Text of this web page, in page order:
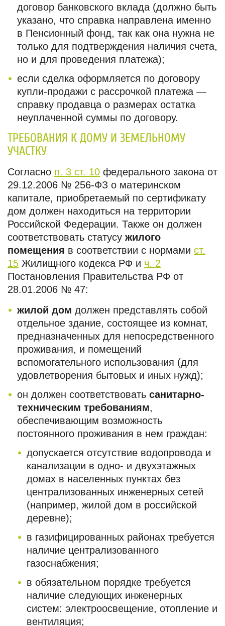
договор банковского вклада (должно быть
указано, что справка направлена именно
в Пенсионный фонд, так как она нужна не
только для подтверждения наличия счета,
но и для проведения платежа);
если сделка оформляется по договору
купли-продажи с рассрочкой платежа —
справку продавца о размерах остатка
неуплаченной суммы по договору.
ТРЕБОВАНИЯ К ДОМУ И ЗЕМЕЛЬНОМУ
УЧАСТКУ
Согласно п. 3 ст. 10 федерального закона от
29.12.2006 № 256-ФЗ о материнском
капитале, приобретаемый по сертификату
дом должен находиться на территории
Российской Федерации. Также он должен
соответствовать статусу жилого
помещения в соответствии с нормами ст.
15 Жилищного кодекса РФ и ч. 2
Постановления Правительства РФ от
28.01.2006 № 47:
жилой дом должен представлять собой
отдельное здание, состоящее из комнат,
предназначенных для непосредственного
проживания, и помещений
вспомогательного использования (для
удовлетворения бытовых и иных нужд);
он должен соответствовать санитарно-
техническим требованиям,
обеспечивающим возможность
постоянного проживания в нем граждан:
допускается отсутствие водопровода и
канализации в одно- и двухэтажных
домах в населенных пунктах без
централизованных инженерных сетей
(например, жилой дом в российской
деревне);
в газифицированных районах требуется
наличие централизованного
газоснабжения;
в обязательном порядке требуется
наличие следующих инженерных
систем: электроосвещение, отопление и
вентиляция;